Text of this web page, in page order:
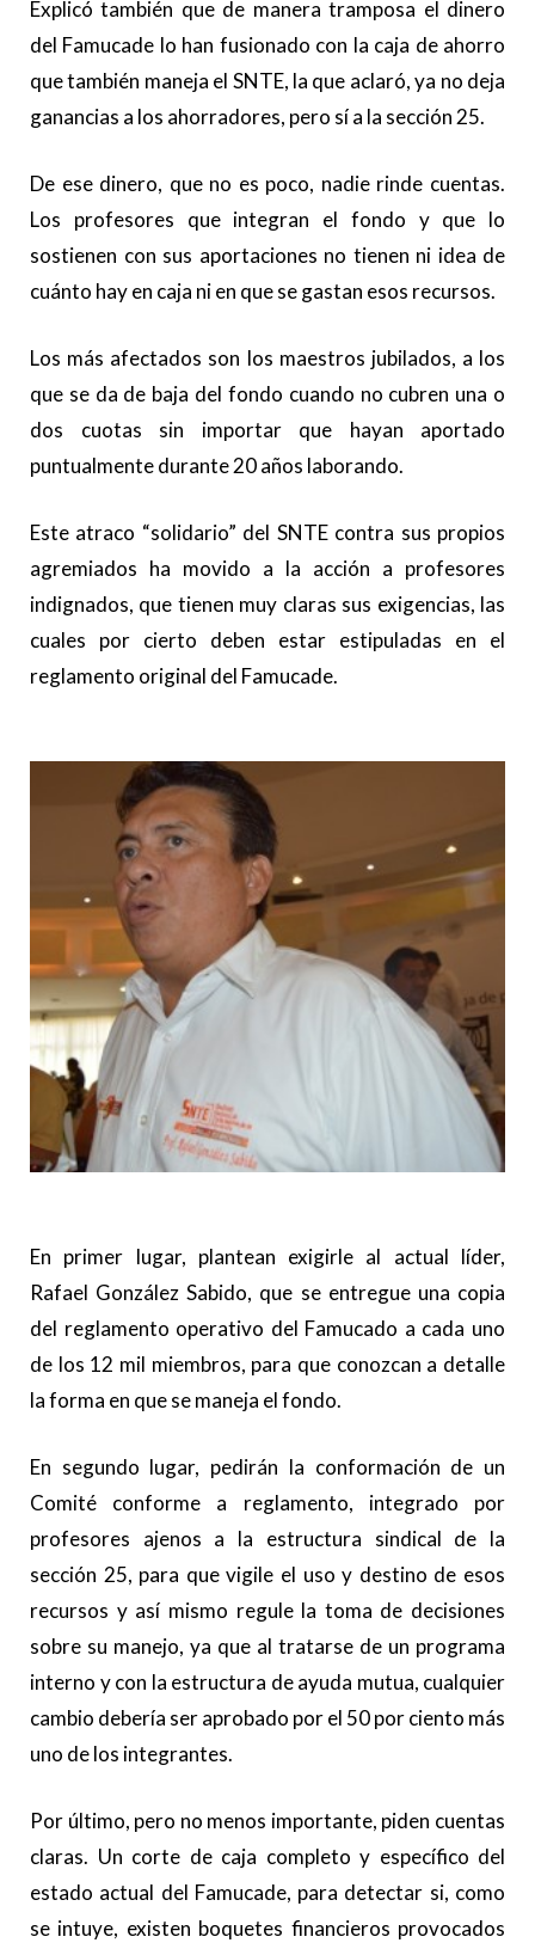
Explicó también que de manera tramposa el dinero
del Famucade lo han fusionado con la caja de ahorro
que también maneja el SNTE, la que aclaró, ya no deja
ganancias a los ahorradores, pero sí a la sección 25.
De ese dinero, que no es poco, nadie rinde cuentas.
Los profesores que integran el fondo y que lo
sostienen con sus aportaciones no tienen ni idea de
cuánto hay en caja ni en que se gastan esos recursos.
Los más afectados son los maestros jubilados, a los
que se da de baja del fondo cuando no cubren una o
dos cuotas sin importar que hayan aportado
puntualmente durante 20 años laborando.
Este atraco “solidario” del SNTE contra sus propios
agremiados ha movido a la acción a profesores
indignados, que tienen muy claras sus exigencias, las
cuales por cierto deben estar estipuladas en el
reglamento original del Famucade.
En primer lugar, plantean exigirle al actual líder,
Rafael González Sabido, que se entregue una copia
del reglamento operativo del Famucado a cada uno
de los 12 mil miembros, para que conozcan a detalle
la forma en que se maneja el fondo.
En segundo lugar, pedirán la conformación de un
Comité conforme a reglamento, integrado por
profesores ajenos a la estructura sindical de la
sección 25, para que vigile el uso y destino de esos
recursos y así mismo regule la toma de decisiones
sobre su manejo, ya que al tratarse de un programa
interno y con la estructura de ayuda mutua, cualquier
cambio debería ser aprobado por el 50 por ciento más
uno de los integrantes.
Por último, pero no menos importante, piden cuentas
claras. Un corte de caja completo y específico del
estado actual del Famucade, para detectar si, como
se intuye, existen boquetes financieros provocados